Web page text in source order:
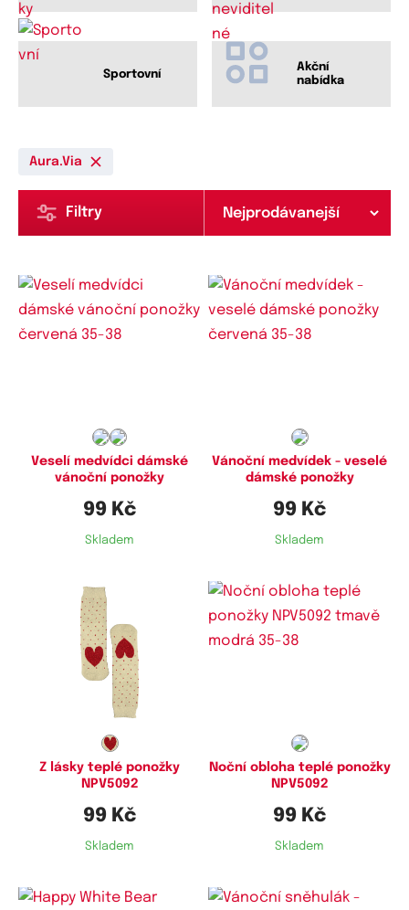
Sportovní
Akční
nabídka
Aura.Via
Filtry
Veselí medvídci dámské
vánoční ponožky
99 Kč
Skladem
Vánoční medvídek - veselé
dámské ponožky
99 Kč
Skladem
Dostupné velikosti:
35-38,38-41
Z lásky teplé ponožky
NPV5092
99 Kč
Skladem
Noční obloha teplé ponožky
NPV5092
99 Kč
Skladem